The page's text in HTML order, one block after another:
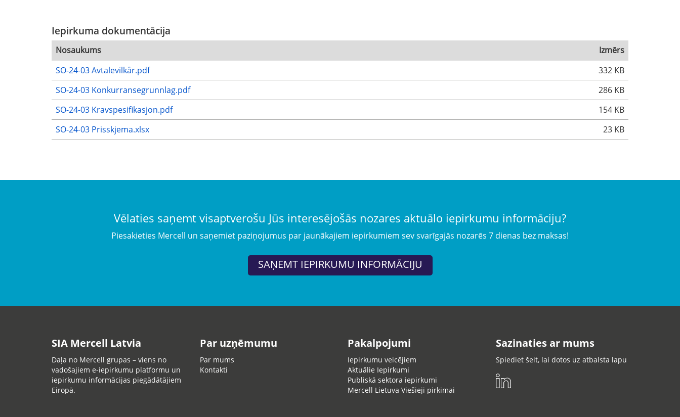
Iepirkuma dokumentācija
Nosaukums
Izmērs
SO-24-03 Avtalevilkår.pdf
332 KB
SO-24-03 Konkurransegrunnlag.pdf
286 KB
SO-24-03 Kravspesifikasjon.pdf
154 KB
SO-24-03 Prisskjema.xlsx
23 KB
Vēlaties saņemt visaptverošu Jūs interesējošās nozares aktuālo iepirkumu informāciju?
Piesakieties Mercell un saņemiet paziņojumus par jaunākajiem iepirkumiem sev svarīgajās nozarēs 7 dienas bez maksas!
SAŅEMT IEPIRKUMU INFORMĀCIJU
SIA Mercell Latvia
Daļa no Mercell grupas – viens no
vadošajiem e-iepirkumu platformu un
iepirkumu informācijas piegādātājiem
Eiropā.
Par uzņēmumu
Par mums
Kontakti
Pakalpojumi
Iepirkumu veicējiem
Aktuālie Iepirkumi
Publiskā sektora iepirkumi
Mercell Lietuva Viešieji pirkimai
Sazinaties ar mums
Spiediet šeit, lai dotos uz atbalsta lapu